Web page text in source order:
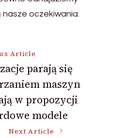
nasze oczekiwania.
Article
parają się
maszyn
w propozycji
modele
Next Article